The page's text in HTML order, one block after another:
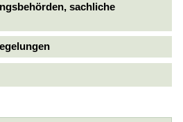
sachliche